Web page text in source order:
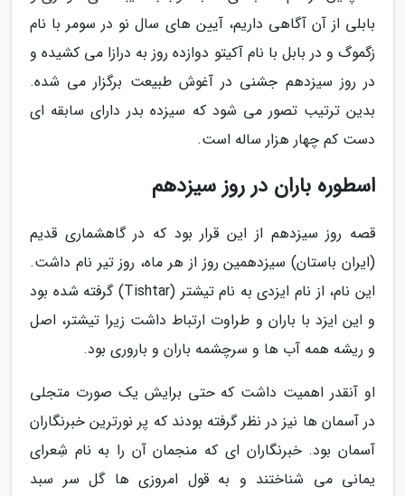
بابلی از آن آگاهی داریم، آیین های سال نو در سومر با نام
زگموگ و در بابل با نام آکیتو دوازده روز به درازا می کشیده و
در روز سیزدهم جشنی در آغوش طبیعت برگزار می شده.
بدین ترتیب تصور می شود که سیزده بدر دارای سابقه ای
دست کم چهار هزار ساله است.
اسطوره باران در روز سیزدهم
قصه روز سیزدهم از این قرار بود که در گاهشماری قدیم
(ایران باستان) سیزدهمین روز از هر ماه، روز تیر نام داشت.
این نام، از نام ایزدی به نام تیشتر (Tishtar) گرفته شده بود
و این ایزد با باران و طراوت ارتباط داشت زیرا تیشتر، اصل
و ریشه همه آب ها و سرچشمه باران و باروری بود.
او آنقدر اهمیت داشت که حتی برایش یک صورت متجلی
در آسمان ها نیز در نظر گرفته بودند که پر نورترین خبرنگاران
آسمان بود. خبرنگاران ای که منجمان آن را به نام شِعرای
یمانی می شناختند و به قول امروزی ها گل سر سبد